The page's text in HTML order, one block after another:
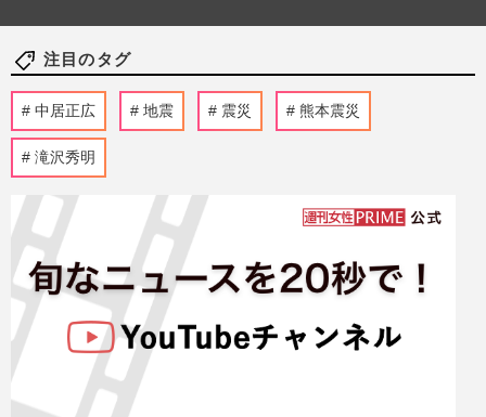
注目のタグ
中居正広 地震 震災 熊本震災
滝沢秀明